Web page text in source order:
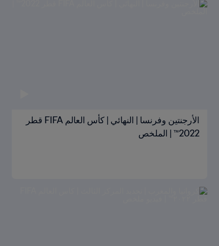
الأرجنتين وفرنسا | النهائي | كأس العالم FIFA قطر
2022™ | الملخص